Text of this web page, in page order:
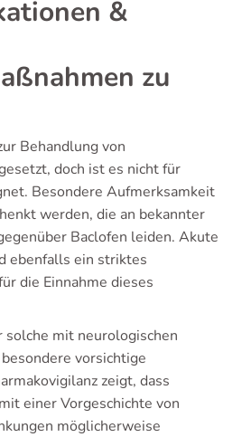
&
zu
Behandlung von
doch ist es nicht für
Besondere Aufmerksamkeit
werden, die an bekannter
Baclofen leiden. Akute
ebenfalls ein striktes
die Einnahme dieses
mit neurologischen
vorsichtige
zeigt, dass
einer Vorgeschichte von
möglicherweise